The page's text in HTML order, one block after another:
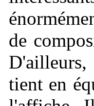
de
tient en